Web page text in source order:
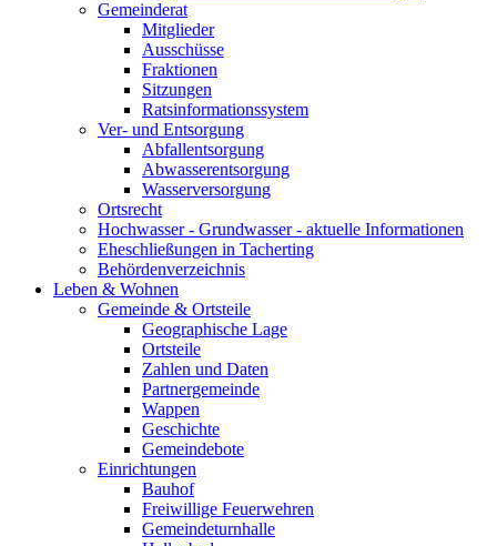
Gemeinderat
Mitglieder
Ausschüsse
Fraktionen
Sitzungen
Ratsinformationssystem
Ver- und Entsorgung
Abfallentsorgung
Abwasserentsorgung
Wasserversorgung
Ortsrecht
Hochwasser - Grundwasser - aktuelle Informationen
Eheschließungen in Tacherting
Behördenverzeichnis
Leben & Wohnen
Gemeinde & Ortsteile
Geographische Lage
Ortsteile
Zahlen und Daten
Partnergemeinde
Wappen
Geschichte
Gemeindebote
Einrichtungen
Bauhof
Freiwillige Feuerwehren
Gemeindeturnhalle